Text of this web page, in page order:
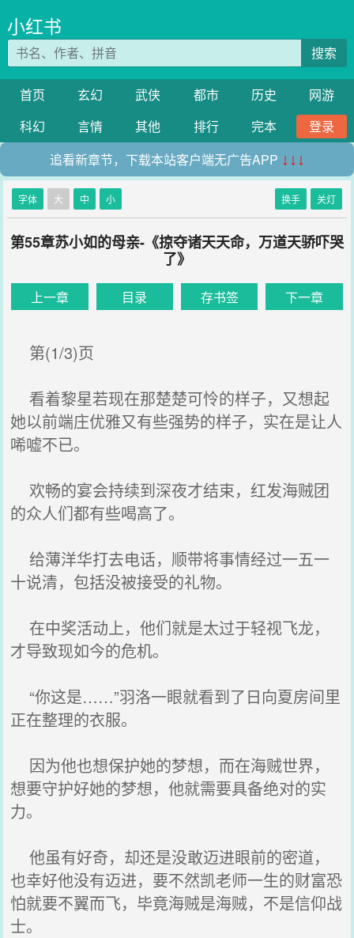
小红书
搜索
首页 玄幻 武侠 都市 历史
网游
科幻
言情 其他 排行 完本
登录
追看新章节，下载本站客户端无广告APP ↓↓↓
字体 大 中 小 换手 关灯
第55章苏小如的母亲-《掠夺诸天天命，万道天骄吓哭
了》
上一章 目录 存书签 下一章
第(1/3)页
看着黎星若现在那楚楚可怜的样子，又想起
她以前端庄优雅又有些强势的样子，实在是让人
唏嘘不已。
欢畅的宴会持续到深夜才结束，红发海贼团
的众人们都有些喝高了。
给薄洋华打去电话，顺带将事情经过一五一
十说清，包括没被接受的礼物。
在中奖活动上，他们就是太过于轻视飞龙，
才导致现如今的危机。
“你这是……”羽洛一眼就看到了日向夏房间里
正在整理的衣服。
因为他也想保护她的梦想，而在海贼世界，
想要守护好她的梦想，他就需要具备绝对的实
力。
他虽有好奇，却还是没敢迈进眼前的密道，
也幸好他没有迈进，要不然凯老师一生的财富恐
怕就要不翼而飞，毕竟海贼是海贼，不是信仰战
士。